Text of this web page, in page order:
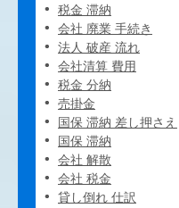
税金 滞納
会社 廃業 手続き
法人 破産 流れ
会社清算 費用
税金 分納
売掛金
国保 滞納 差し押さえ
国保 滞納
会社 解散
会社 税金
貸し倒れ 仕訳